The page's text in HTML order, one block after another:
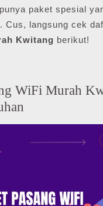
paket spesial
Cus, langsung cek
Kwitang berikut!
WiFi Murah